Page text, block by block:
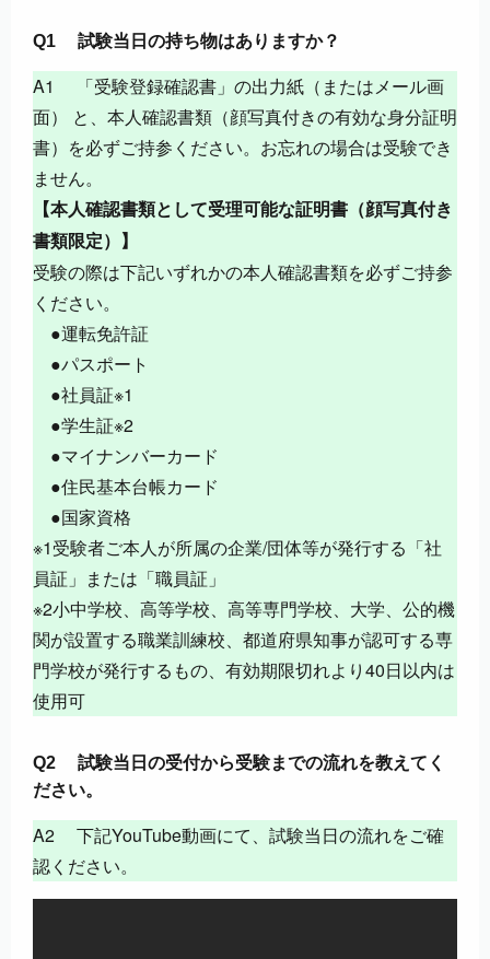
Q1 試験当日の持ち物はありますか？
A1 「受験登録確認書」の出力紙（またはメール画
面） と、本人確認書類（顔写真付きの有効な身分証明
書）を必ずご持参ください。お忘れの場合は受験でき
ません。
【本人確認書類として受理可能な証明書（顔写真付き
書類限定）】
受験の際は下記いずれかの本人確認書類を必ずご持参
ください。
●運転免許証
●パスポート
●社員証※1
●学生証※2
●マイナンバーカード
●住民基本台帳カード
●国家資格
※1受験者ご本人が所属の企業/団体等が発行する「社
員証」または「職員証」
※2小中学校、高等学校、高等専門学校、大学、公的機
関が設置する職業訓練校、都道府県知事が認可する専
門学校が発行するもの、有効期限切れより40日以内は
使用可
Q2 試験当日の受付から受験までの流れを教えてく
ださい。
A2 下記YouTube動画にて、試験当日の流れをご確
認ください。